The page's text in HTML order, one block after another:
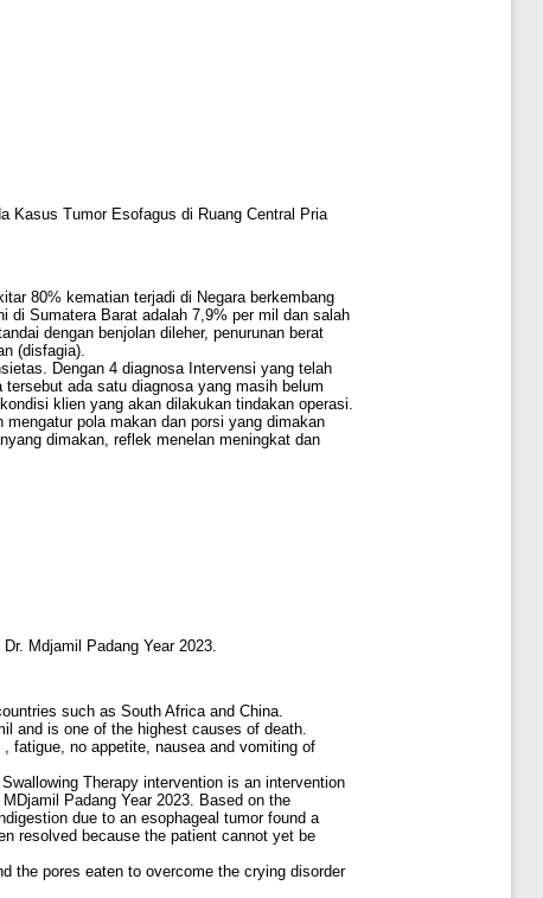
Kasus Tumor Esofagus di Ruang Central Pria
80% kematian terjadi di Negara berkembang
di Sumatera Barat adalah 7,9% per mil dan salah
dengan benjolan dileher, penurunan berat
(disfagia).
Dengan 4 diagnosa Intervensi yang telah
ada satu diagnosa yang masih belum
klien yang akan dilakukan tindakan operasi.
pola makan dan porsi yang dimakan
dimakan, reflek menelan meningkat dan
Mdjamil Padang Year 2023.
such as South Africa and China.
and is one of the highest causes of death.
fatigue, no appetite, nausea and vomiting of
Therapy intervention is an intervention
Padang Year 2023. Based on the
due to an esophageal tumor found a
resolved because the patient cannot yet be
the pores eaten to overcome the crying disorder